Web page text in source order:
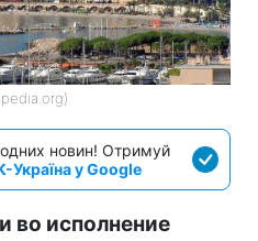
новин! Отримуй
Україна у Google
во исполнение